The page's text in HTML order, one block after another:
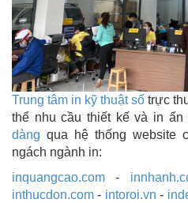
Trung tâm in kỹ thuật số trực
thể nhu cầu thiết kế và in ấn
dàng qua hệ thống website
ngách ngành in:
inquangcao.com -
inthucdon.com - intoroi.vn -